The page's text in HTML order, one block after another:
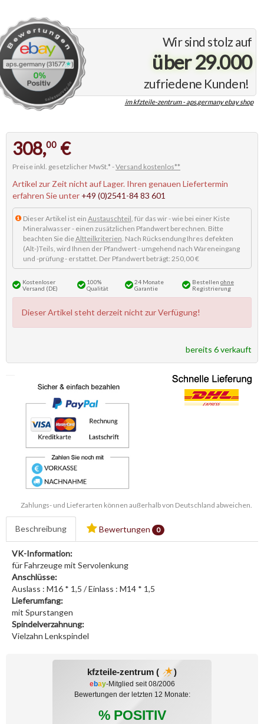
Wir sind stolz auf
über 29.000
zufriedene Kunden!
im kfzteile-zentrum - aps.germany ebay shop
308,00 €
Preise inkl. gesetzlicher MwSt.* -Versand kostenlos**
Artikel zur Zeit nicht auf Lager. Ihren genauen Liefertermin
erfahren Sie unter +49 (0)2541-84 83 601
Dieser Artikel ist ein Austauschteil , für das wir - wie bei einer Kiste
Mineralwasser - einen zusätzlichen Pfandwert berechnen. Bitte
beachten Sie dieAltteilkriterien . Nach Rücksendung Ihres defekten
(Alt-)Teils, wird Ihnen der Pfandwert - umgehend nach Wareneingang
und -prüfung - erstattet. Der Pfandwert beträgt: 250,00 €
Kostenloser
Versand (DE)
100%
Qualität
24 Monate
Garantie
Bestellen ohne
Registrierung
Dieser Artikel steht derzeit nicht zur Verfügung!
bereits 6 verkauft
Zahlungs- und Lieferarten können außerhalb von Deutschland abweichen.
Beschreibung Bewertungen 0
VK-Information:
für Fahrzeuge mit Servolenkung
Anschlüsse:
Auslass : M16 * 1,5 / Einlass : M14 * 1,5
Lieferumfang:
mit Spurstangen
Spindelverzahnung:
Vielzahn Lenkspindel
kfzteile-zentrum ( )
ebay-Mitglied seit 08/2006
Bewertungen der letzten 12 Monate:
% POSITIV